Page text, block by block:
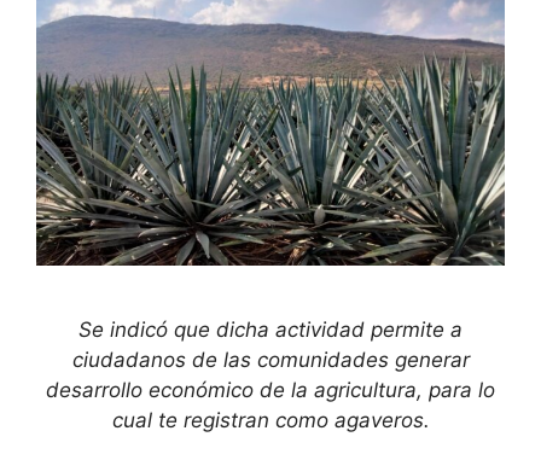
Se indicó que dicha actividad permite a
ciudadanos de las comunidades generar
desarrollo económico de la agricultura, para lo
cual te registran como agaveros.